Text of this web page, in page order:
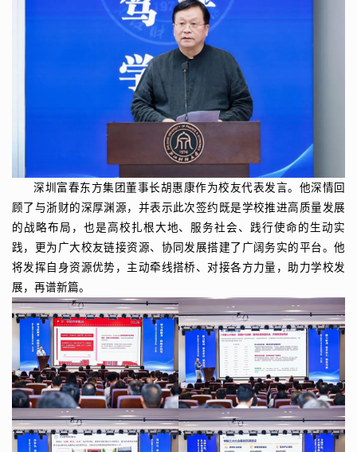
深圳富春东方集团董事长胡惠康作为校友代表发言。他深情回
顾了与浙财的深厚渊源，并表示此次签约既是学校推进高质量发展
的战略布局，也是高校扎根大地、服务社会、践行使命的生动实
践，更为广大校友链接资源、协同发展搭建了广阔务实的平台。他
将发挥自身资源优势，主动牵线搭桥、对接各方力量，助力学校发
展，再谱新篇。